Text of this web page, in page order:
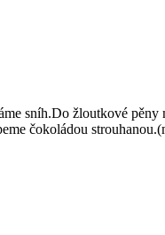
sníh.Do žloutkové
čokoládou